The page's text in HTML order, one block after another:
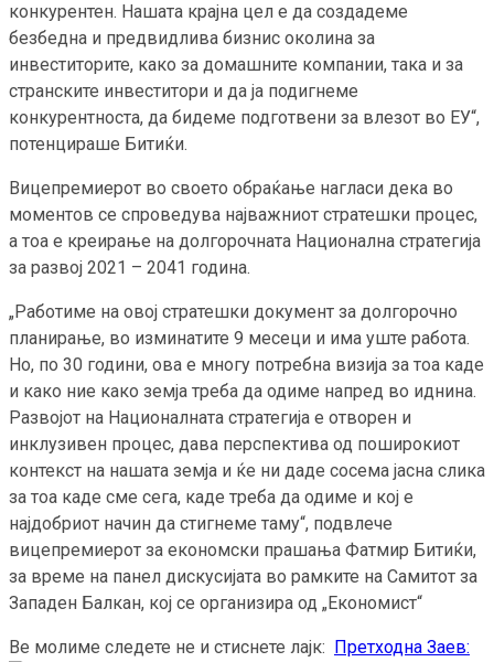
конкурентен. Нашата крајна цел е да создадеме
безбедна и предвидлива бизнис околина за
инвеститорите, како за домашните компании, така и за
странските инвеститори и да ја подигнеме
конкурентноста, да бидеме подготвени за влезот во ЕУ“,
потенцираше Битиќи.
Вицепремиерот во своето обраќање нагласи дека во
моментов се спроведува најважниот стратешки процес,
а тоа е креирање на долгорочната Национална стратегија
за развој 2021 – 2041 година.
„Работиме на овој стратешки документ за долгорочно
планирање, во изминатите 9 месеци и има уште работа.
Но, по 30 години, ова е многу потребна визија за тоа каде
и како ние како земја треба да одиме напред во иднина.
Развојот на Националната стратегија е отворен и
инклузивен процес, дава перспектива од поширокиот
контекст на нашата земја и ќе ни даде сосема јасна слика
за тоа каде сме сега, каде треба да одиме и кој е
најдобриот начин да стигнеме таму“, подвлече
вицепремиерот за економски прашања Фатмир Битиќи,
за време на панел дискусијата во рамките на Самитот за
Западен Балкан, кој се организира од „Економист“
Ве молиме следете не и стиснете лајк:
Continue
Претходна Заев: